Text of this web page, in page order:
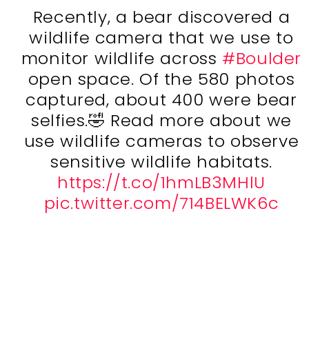
Recently, a bear discovered a
wildlife camera that we use to
monitor wildlife across #Boulder
open space. Of the 580 photos
captured, about 400 were bear
selfies.🤣 Read more about we
use wildlife cameras to observe
sensitive wildlife habitats.
https://t.co/1hmLB3MHlU
pic.twitter.com/714BELWK6c